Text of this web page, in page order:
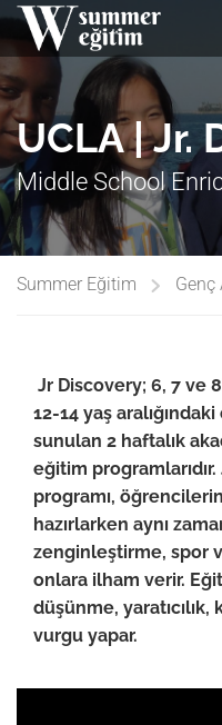
UCLA | Jr.
Middle School
Summer Eğitim Genç
Jr Discovery; 6, 7 ve
12-14 yaş
sunulan 2 haftalık
eğitim
programı,
hazırlarken aynı
zenginleştirme, spor
onlara ilham verir.
düşünme,
vurgu yapar.